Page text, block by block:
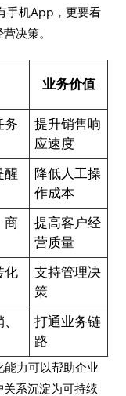
手机App，更要看
决策。
业务价值
务
提升销售响
应速度
醒
降低人工操
作成本
商
提高客户经
营质量
化
支持管理决
策
打通业务链
路
能力可以帮助企业
系沉淀为可持续